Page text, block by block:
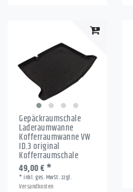
Gepäckraumschale
Laderaumwanne
Kofferraumwanne VW
ID.3 original
Kofferraumschale
49,00 € *
*inkl. ges. MwSt.zzgl.
Versandkosten